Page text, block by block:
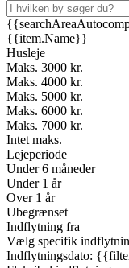
{{item.Name}}
Husleje
Maks. 3000 kr.
Maks. 4000 kr.
Maks. 5000 kr.
Maks. 6000 kr.
Maks. 7000 kr.
Intet maks.
Lejeperiode
Under 6 måneder
Under 1 år
Over 1 år
Ubegrænset
Indflytning fra
Vælg specifik
Indflytningsdato: